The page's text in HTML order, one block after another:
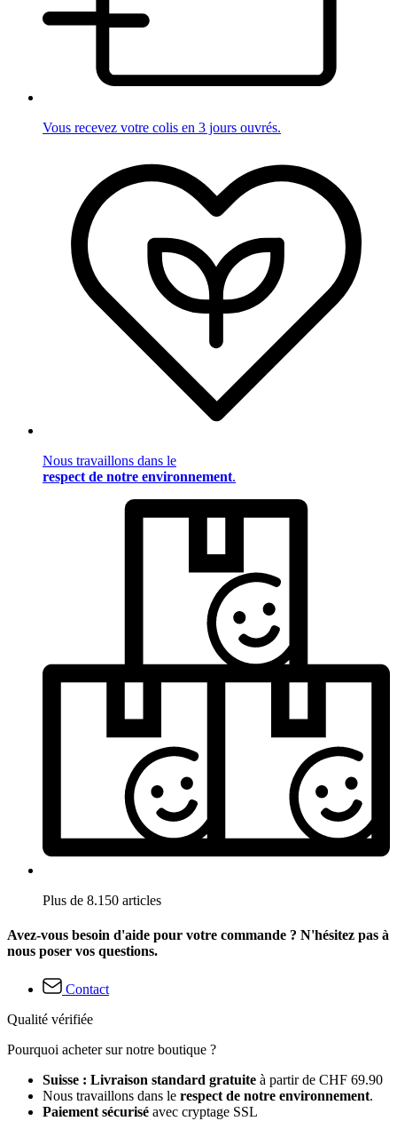
Vous recevez votre colis en 3 jours ouvrés.
Nous travaillons dans le
respect de notre environnement.
Plus de 8.150 articles
Avez-vous besoin d'aide pour votre commande ? N'hésitez pas à
nous poser vos questions.
Contact
Qualité vérifiée
Pourquoi acheter sur notre boutique ?
Suisse : Livraison standard gratuite à partir de CHF 69.90
Nous travaillons dans le respect de notre environnement.
Paiement sécurisé avec cryptage SSL